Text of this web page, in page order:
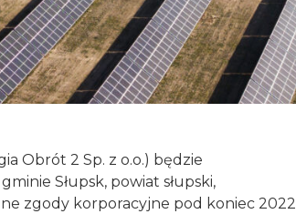
Obrót 2 Sp. z o.o.) będzie
Słupsk, powiat słupski,
zgody korporacyjne pod koniec 2022